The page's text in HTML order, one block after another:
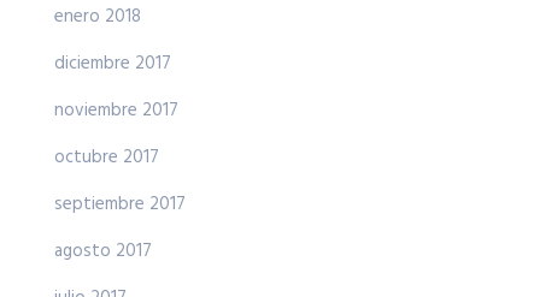
enero 2018
diciembre 2017
noviembre 2017
octubre 2017
septiembre 2017
agosto 2017